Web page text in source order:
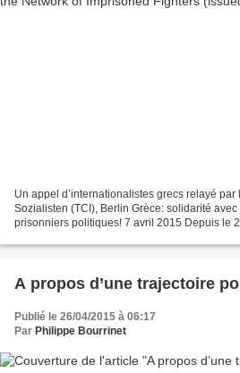
Un appel d’internationalistes grecs relayé
Sozialisten (TCI), Berlin Grèce: solidarité
prisonniers politiques! 7 avril 2015 Depuis le
A propos d’une trajectoire
Publié le 26/04/2015 à 06:17
Par Philippe Bourrinet